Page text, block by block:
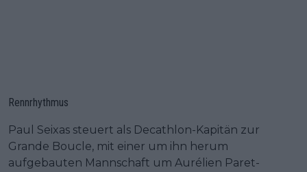
Rennrhythmus
Paul Seixas steuert als Decathlon-Kapitän zur
Grande Boucle, mit einer um ihn herum
aufgebauten Mannschaft um Aurélien Paret-